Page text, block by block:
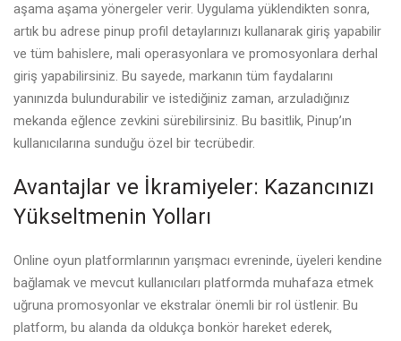
aşama aşama yönergeler verir. Uygulama yüklendikten sonra,
artık bu adrese pinup profil detaylarınızı kullanarak giriş yapabilir
ve tüm bahislere, mali operasyonlara ve promosyonlara derhal
giriş yapabilirsiniz. Bu sayede, markanın tüm faydalarını
yanınızda bulundurabilir ve istediğiniz zaman, arzuladığınız
mekanda eğlence zevkini sürebilirsiniz. Bu basitlik, Pinup’ın
kullanıcılarına sunduğu özel bir tecrübedir.
Avantajlar ve İkramiyeler: Kazancınızı
Yükseltmenin Yolları
Online oyun platformlarının yarışmacı evreninde, üyeleri kendine
bağlamak ve mevcut kullanıcıları platformda muhafaza etmek
uğruna promosyonlar ve ekstralar önemli bir rol üstlenir. Bu
platform, bu alanda da oldukça bonkör hareket ederek,